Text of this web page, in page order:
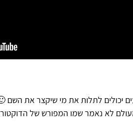
מעולם לא נאמר שמו המפורש של